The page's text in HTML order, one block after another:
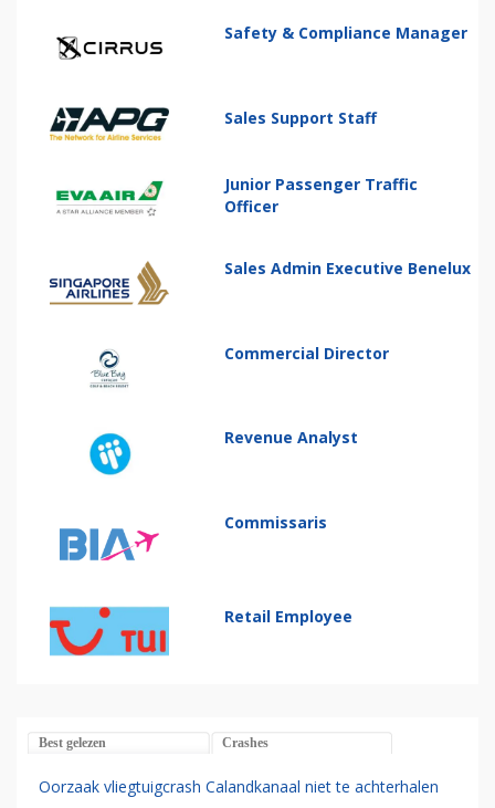
Safety & Compliance Manager
Sales Support Staff
Junior Passenger Traffic
Officer
Sales Admin Executive Benelux
Commercial Director
Revenue Analyst
Commissaris
Retail Employee
Best gelezen Crashes
Oorzaak vliegtuigcrash Calandkanaal niet te achterhalen